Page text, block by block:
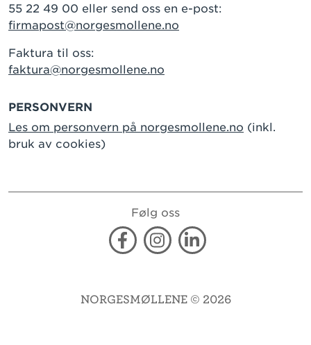
55 22 49 00 eller send oss en e-post:
firmapost@norgesmollene.no
Faktura til oss:
faktura@norgesmollene.no
PERSONVERN
Les om personvern på norgesmollene.no (inkl.
bruk av cookies)
Følg oss
FacebookInstagramLinkedin
NORGESMØLLENE © 2026